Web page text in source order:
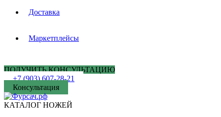
Доставка
Маркетплейсы
ПОЛУЧИТЬ КОНСУЛЬТАЦИЮ
+7 (903) 607-28-21
Консультация
КАТАЛОГ НОЖЕЙ